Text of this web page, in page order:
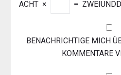
ACHT × =
BENACHRICHTIGE MICH
KOMMENTARE